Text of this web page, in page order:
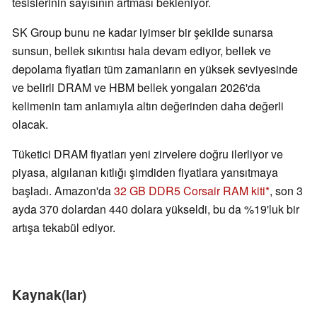
SK Group bunu ne kadar iyimser bir şekilde sunarsa
sunsun, bellek sıkıntısı hala devam ediyor, bellek ve
depolama fiyatları tüm zamanların en yüksek seviyesinde
ve belirli DRAM ve HBM bellek yongaları 2026'da
kelimenin tam anlamıyla altın değerinden daha değerli
olacak.
Tüketici DRAM fiyatları yeni zirvelere doğru ilerliyor ve
piyasa, algılanan kıtlığı şimdiden fiyatlara yansıtmaya
başladı. Amazon'da32 GB DDR5 Corsair RAM kiti , son 3
ayda 370 dolardan 440 dolara yükseldi, bu da %19'luk bir
artışa tekabül ediyor.
Kaynak(lar)